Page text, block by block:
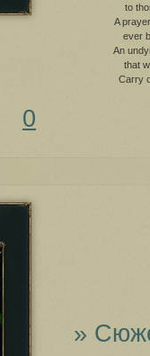
to
A
ever
An
that
Carry
0
»